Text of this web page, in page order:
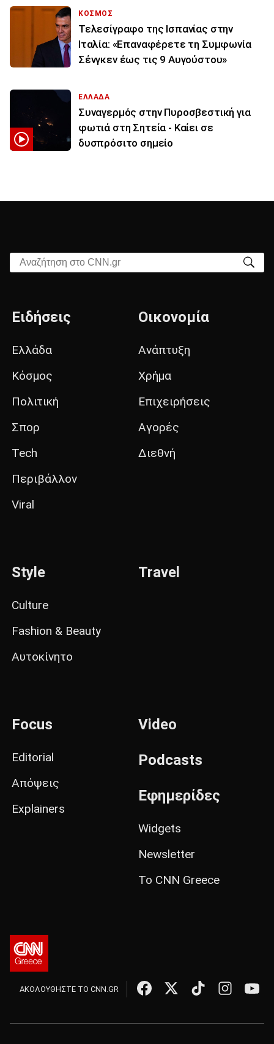
ΚΟΣΜΟΣ
Τελεσίγραφο της Ισπανίας στην
Ιταλία: «Επαναφέρετε τη Συμφωνία
Σένγκεν έως τις 9 Αυγούστου»
ΕΛΛΑΔΑ
Συναγερμός στην Πυροσβεστική για
φωτιά στη Σητεία - Καίει σε
δυσπρόσιτο σημείο
Αναζήτηση στο CNN.gr
Ειδήσεις
Ελλάδα
Κόσμος
Πολιτική
Σπορ
Tech
Περιβάλλον
Viral
Οικονομία
Ανάπτυξη
Χρήμα
Επιχειρήσεις
Αγορές
Διεθνή
Style
Culture
Fashion & Beauty
Αυτοκίνητο
Travel
Focus
Editorial
Απόψεις
Explainers
Video
Podcasts
Εφημερίδες
Widgets
Newsletter
Το CNN Greece
ΑΚΟΛΟΥΘΗΣΤΕ ΤΟ CNN.GR